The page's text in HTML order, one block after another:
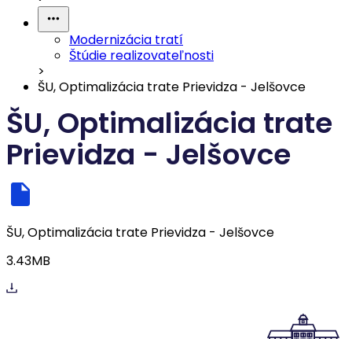
Modernizácia tratí
Štúdie realizovateľnosti
>
ŠU, Optimalizácia trate Prievidza - Jelšovce
ŠU, Optimalizácia trate
Prievidza - Jelšovce
ŠU, Optimalizácia trate Prievidza - Jelšovce
3.43MB